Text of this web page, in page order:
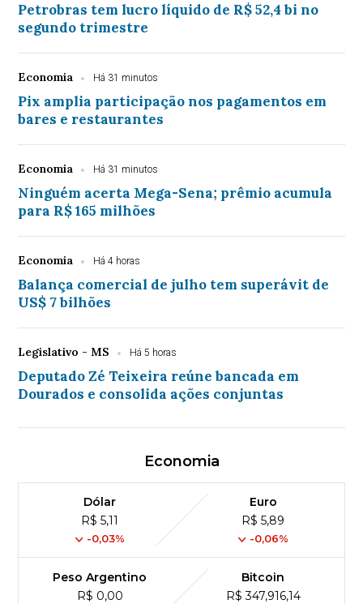
Petrobras tem lucro líquido de R$ 52,4 bi no
segundo trimestre
Economia Há 31 minutos
Pix amplia participação nos pagamentos em
bares e restaurantes
Economia Há 31 minutos
Ninguém acerta Mega-Sena; prêmio acumula
para R$ 165 milhões
Economia Há 4 horas
Balança comercial de julho tem superávit de
US$ 7 bilhões
Legislativo - MS Há 5 horas
Deputado Zé Teixeira reúne bancada em
Dourados e consolida ações conjuntas
Economia
Dólar
R$ 5,11
-0,03%
Euro
R$ 5,89
-0,06%
Peso Argentino
R$ 0,00
Bitcoin
R$ 347,916,14